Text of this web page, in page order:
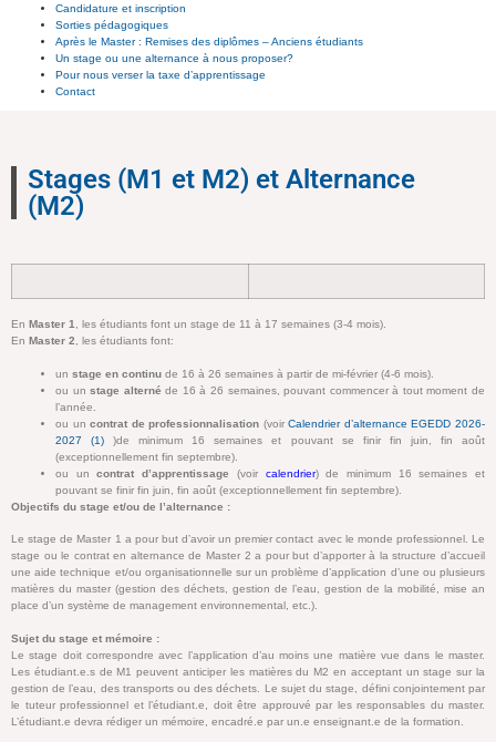
Candidature et inscription
Sorties pédagogiques
Après le Master : Remises des diplômes – Anciens étudiants
Un stage ou une alternance à nous proposer?
Pour nous verser la taxe d’apprentissage
Contact
Stages (M1 et M2) et Alternance
(M2)
En Master 1, les étudiants font un stage de 11 à 17 semaines (3-4 mois).
En Master 2, les étudiants font:
un stage en continu de 16 à 26 semaines à partir de mi-février (4-6 mois).
ou unstage alterné de 16 à 26 semaines, pouvant commencer à tout moment de
l’année.
ou uncontrat de professionnalisation (voirCalendrier d’alternance EGEDD 2026-
2027 (1) )de minimum 16 semaines et pouvant se finir fin juin, fin août
(exceptionnellement fin septembre).
ou uncontrat d’apprentissage (voir calendrier) de minimum 16 semaines et
pouvant se finir fin juin, fin août (exceptionnellement fin septembre).
Objectifs du stage et/ou de l’alternance :
Le stage de Master 1 a pour but d’avoir un premier contact avec le monde professionnel. Le
stage ou le contrat en alternance de Master 2 a pour but d’apporter à la structure d’accueil
une aide technique et/ou organisationnelle sur un problème d’application d’une ou plusieurs
matières du master (gestion des déchets, gestion de l’eau, gestion de la mobilité, mise an
place d’un système de management environnemental, etc.).
Sujet du stage et mémoire :
Le stage doit correspondre avec l’application d’au moins une matière vue dans le master.
Les étudiant.e.s de M1 peuvent anticiper les matières du M2 en acceptant un stage sur la
gestion de l’eau, des transports ou des déchets. Le sujet du stage, défini conjointement par
le tuteur professionnel et l’étudiant.e, doit être approuvé par les responsables du master.
L’étudiant.e devra rédiger un mémoire, encadré.e par un.e enseignant.e de la formation.